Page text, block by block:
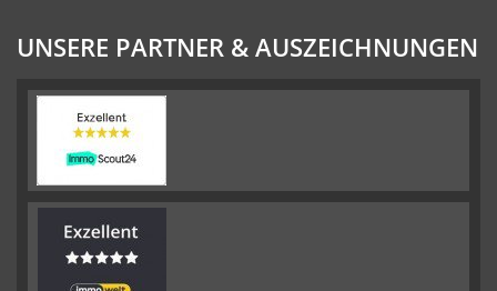
UNSERE PARTNER & AUSZEICHNUNGEN